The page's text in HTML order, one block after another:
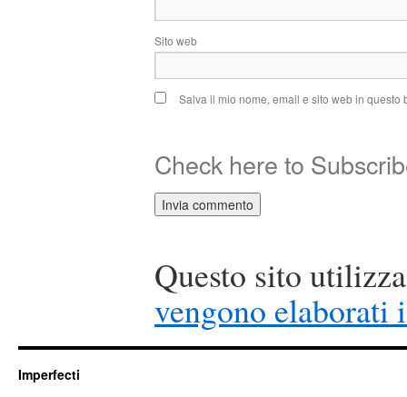
Sito web
Salva il mio nome, email e sito web in
Check here to
Questo sito
vengono
Imperfecti